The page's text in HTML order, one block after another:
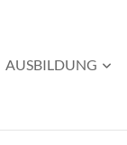
AUSBILDUNG